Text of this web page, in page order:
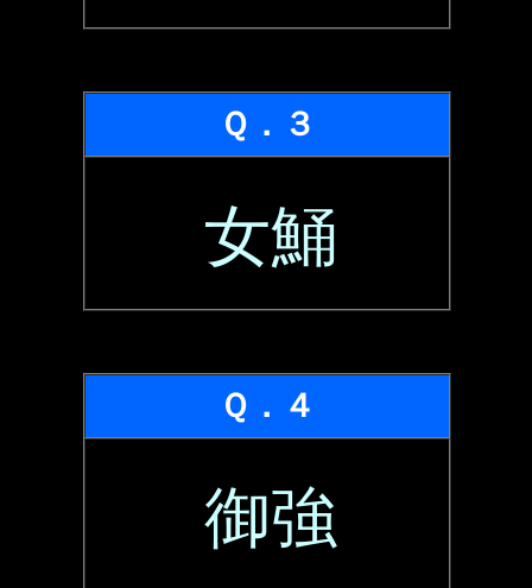
Ｑ．３
女鯒
Ｑ．４
御強